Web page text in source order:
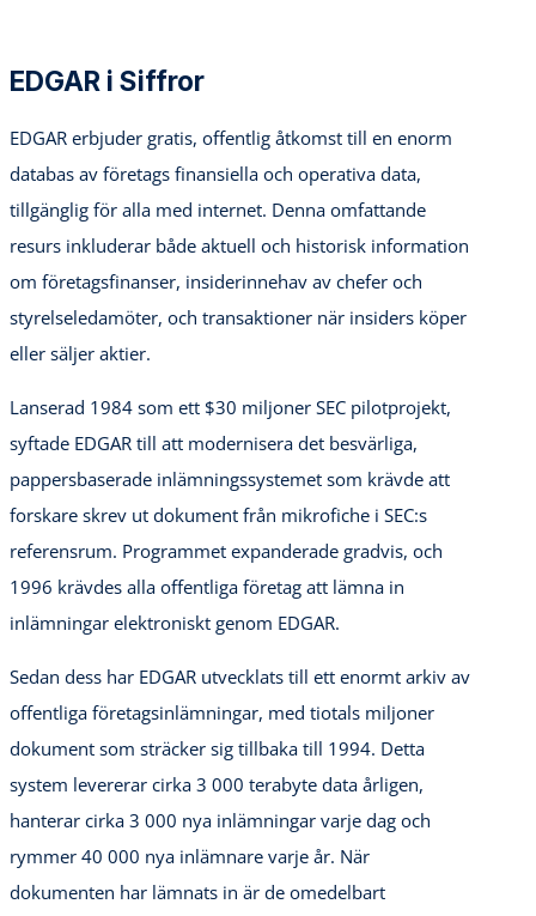
EDGAR i Siffror
EDGAR erbjuder gratis, offentlig åtkomst till en enorm
databas av företags finansiella och operativa data,
tillgänglig för alla med internet. Denna omfattande
resurs inkluderar både aktuell och historisk information
om företagsfinanser, insiderinnehav av chefer och
styrelseledamöter, och transaktioner när insiders köper
eller säljer aktier.
Lanserad 1984 som ett $30 miljoner SEC pilotprojekt,
syftade EDGAR till att modernisera det besvärliga,
pappersbaserade inlämningssystemet som krävde att
forskare skrev ut dokument från mikrofiche i SEC:s
referensrum. Programmet expanderade gradvis, och
1996 krävdes alla offentliga företag att lämna in
inlämningar elektroniskt genom EDGAR.
Sedan dess har EDGAR utvecklats till ett enormt arkiv av
offentliga företagsinlämningar, med tiotals miljoner
dokument som sträcker sig tillbaka till 1994. Detta
system levererar cirka 3 000 terabyte data årligen,
hanterar cirka 3 000 nya inlämningar varje dag och
rymmer 40 000 nya inlämnare varje år. När
dokumenten har lämnats in är de omedelbart